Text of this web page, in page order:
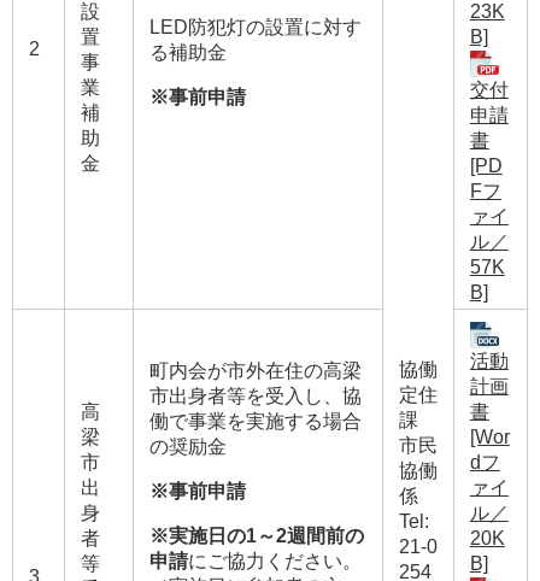
協働
定住
課
市民
協働
係
Tel:
21-0
254
2
設
置
事
業
補
助
金
LED防犯灯の設置に対す
る補助金
※事前申請
23K
B]
交付
申請
書
[PD
Fフ
ァイ
ル／
57K
B]
高
梁
市
出
身
者
等
町内会が市外在住の高梁
市出身者等を受入し、協
働で事業を実施する場合
の奨励金
※事前申請
※実施日の1～2週間前の
申請にご協力ください。
活動
計画
書
[Wor
dフ
ァイ
ル／
20K
B]